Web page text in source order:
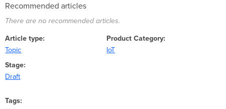
Recommended articles
There are no recommended articles.
Article type
Topic
Product Category
IoT
Stage
Draft
Tags